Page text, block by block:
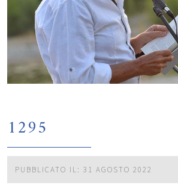
1295
PUBBLICATO IL: 31 AGOSTO 2022